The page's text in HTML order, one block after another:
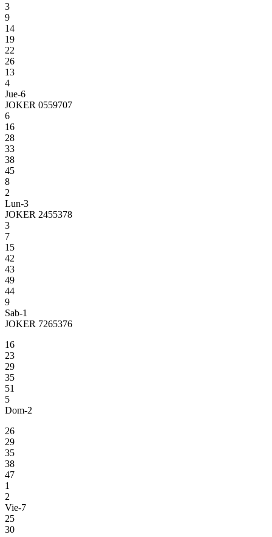
3
9
14
19
22
26
13
4
Jue-6
JOKER 0559707
6
16
28
33
38
45
8
2
Lun-3
JOKER 2455378
3
7
15
42
43
49
44
9
Sab-1
JOKER 7265376
16
23
29
35
51
5
Dom-2
26
29
35
38
47
1
2
Vie-7
25
30